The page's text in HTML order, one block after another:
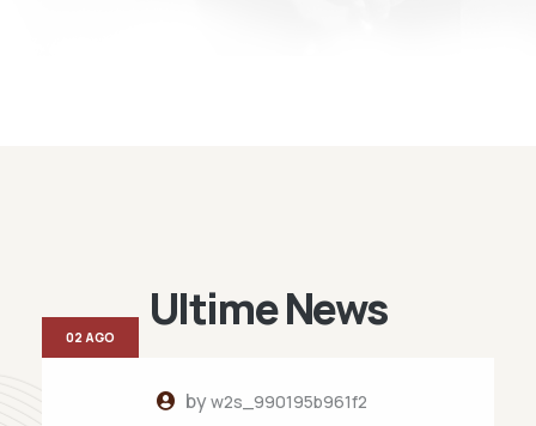
Ultime News
byw2s_990195b961f2
02 AGO